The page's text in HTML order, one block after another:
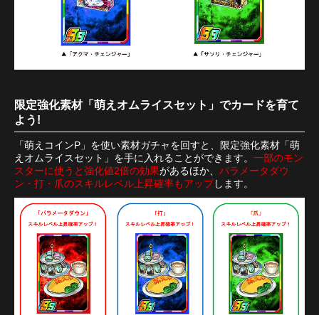
限定強化素材「萌えオムライスセット」でカードを育て
よう!
「萌えコインP」を使い素材ガチャを回すと、限定強化素材「萌
えオムライスセット」を手に入れることができます。 一部のモン
スターに使うと強化値2倍の効果があるほか、 パラメータダウ
ン・打・爪のスキルレベル上昇確率もアップします。